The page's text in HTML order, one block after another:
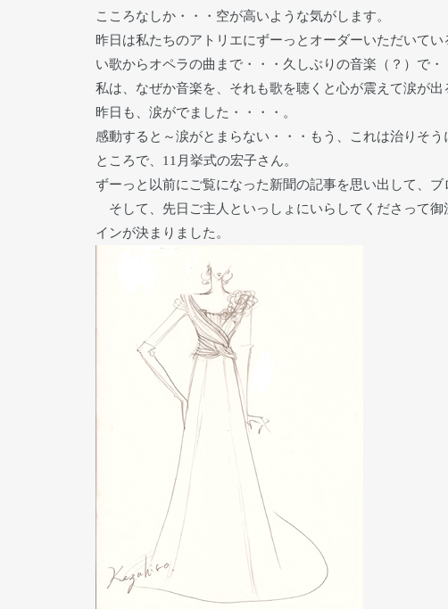
こころなしか・・・空が高いような気がします。
昨日は私たちのアトリエにずーっとオーダーいただいて
い歌からオペラの曲まで・・・久しぶりの音楽（？）で・
私は、なぜか音楽を、それも歌を聴くと心が震えて涙が出
昨日も、涙がでました・・・・。
感動すると～涙がとまらない・・・もう、これは治りそう
ところで、11月挙式の宏子さん。
ずーっと以前にご覧になった新聞の記事を思い出して、
そして、先日ご主人といっしょにいらしてくださって
インが決まりました。